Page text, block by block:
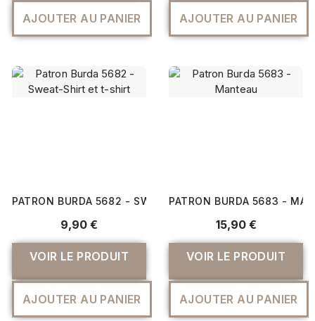
AJOUTER AU PANIER AJOUTER AU PANIER
PATRON BURDA 5682 - SWEAT-SHIRT ET T-SHIRT
9,90 €
VOIR LE PRODUIT
AJOUTER AU PANIER
PATRON BURDA 5683 -
15,90 €
VOIR LE PRODUIT
AJOUTER AU PANIER